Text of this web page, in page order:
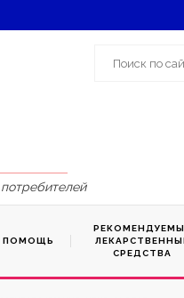
ПОМОЩЬ
СРЕДСТВА